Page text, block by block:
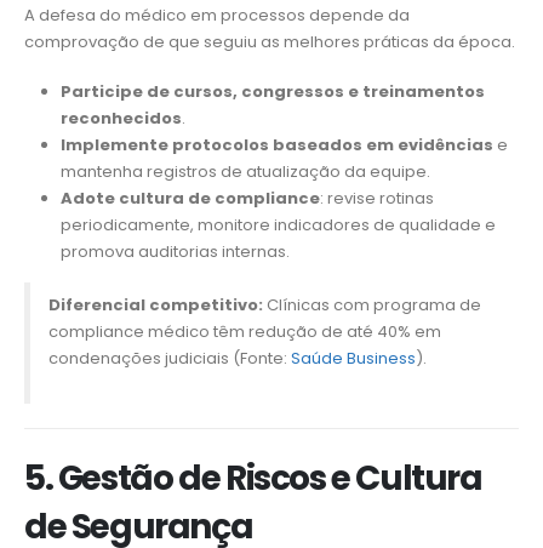
A defesa do médico em processos depende da
comprovação de que seguiu as melhores práticas da época.
Participe de cursos, congressos e treinamentos
reconhecidos.
Implemente protocolos baseados em evidências e
mantenha registros de atualização da equipe.
Adote cultura de compliance: revise rotinas
periodicamente, monitore indicadores de qualidade e
promova auditorias internas.
Diferencial competitivo: Clínicas com programa de
compliance médico têm redução de até 40% em
condenações judiciais (Fonte: Saúde Business).
5. Gestão de Riscos e Cultura
de Segurança